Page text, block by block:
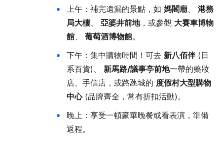
上午：補完遺漏的景點，如 媽閣廟
港務
局大樓、 亞婆井前地，或參觀 大賽車博物
館
葡萄酒博物館。
下午：集中購物時間！可去 新八佰伴(日
系百貨)、 新馬路/議事亭前地一帶的藥妝
店、手信店，或路氹城的 度假村大型購物
中心(品牌齊全，常有折扣活動)。
晚上：享受一頓豪華晚餐或看表演，準備
返程。